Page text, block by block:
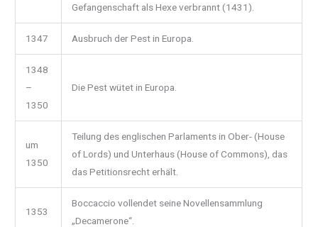
Gefangenschaft als Hexe verbrannt (1431).
1347 Ausbruch der Pest in Europa.
1348
–
1350
Die Pest wütet in Europa.
um
1350
Teilung des englischen Parlaments in Ober- (House
of Lords) und Unterhaus (House of Commons), das
das Petitionsrecht erhält.
1353
Boccaccio vollendet seine Novellensammlung
„Decamerone“.